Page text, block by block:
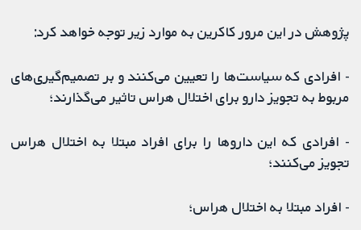
پژوهش در این مرور کاکرین به موارد زیر توجه خواهد کرد:
- افرادی که سیاست‌ها را تعیین می‌کنند و بر تصمیم‌گیری‌های
مربوط به تجویز دارو برای اختلال هراس تاثیر می‌گذارند؛
- افرادی که این داروها را برای افراد مبتلا به اختلال هراس
تجویز می‌کنند؛
- افراد مبتلا به اختلال هراس؛